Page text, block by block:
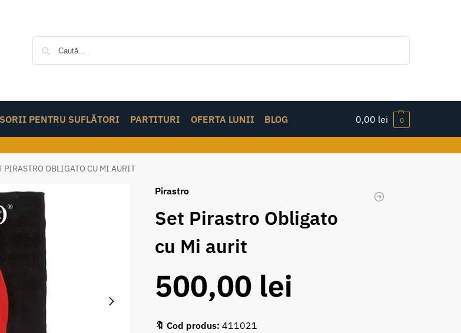
PENTRU SUFLĂTORI PARTITURI OFERTA LUNII BLOG 0,00 lei 0
PIRASTRO OBLIGATO CU MI AURIT
Pirastro
Set Pirastro Obligato
cu Mi aurit
500,00 lei
🔖 Cod produs: 411021